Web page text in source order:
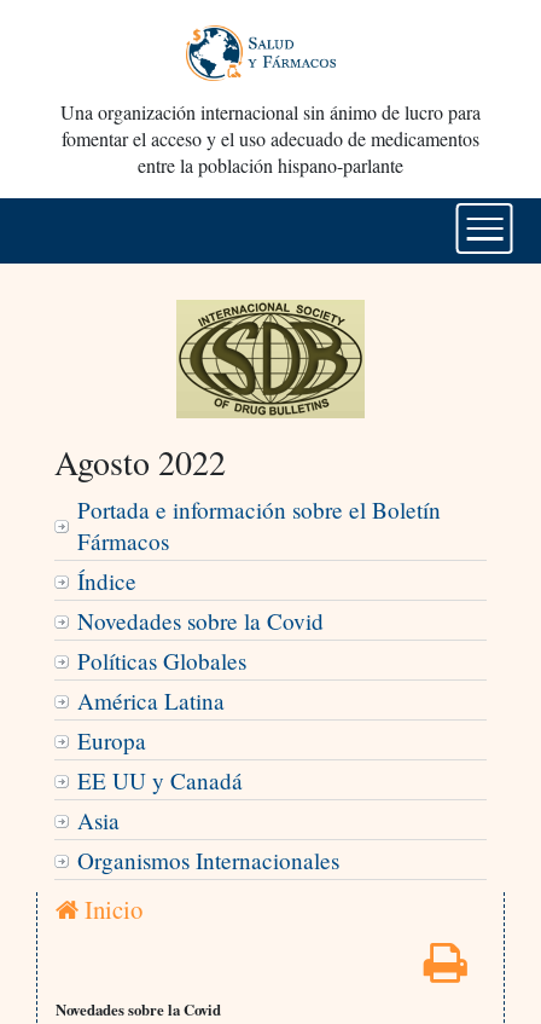
Una organización internacional sin ánimo de lucro para
fomentar el acceso y el uso adecuado de medicamentos
entre la población hispano-parlante
Agosto 2022
Portada e información sobre el Boletín
Fármacos
Índice
Novedades sobre la Covid
Políticas Globales
América Latina
Europa
EE UU y Canadá
Asia
Organismos Internacionales
Inicio
Novedades sobre la Covid